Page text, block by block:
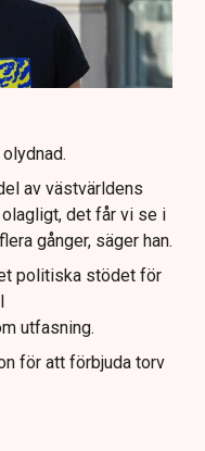
av västvärldens
det får vi se i
gånger, säger han.
politiska stödet för
utfasning.
för att förbjuda torv